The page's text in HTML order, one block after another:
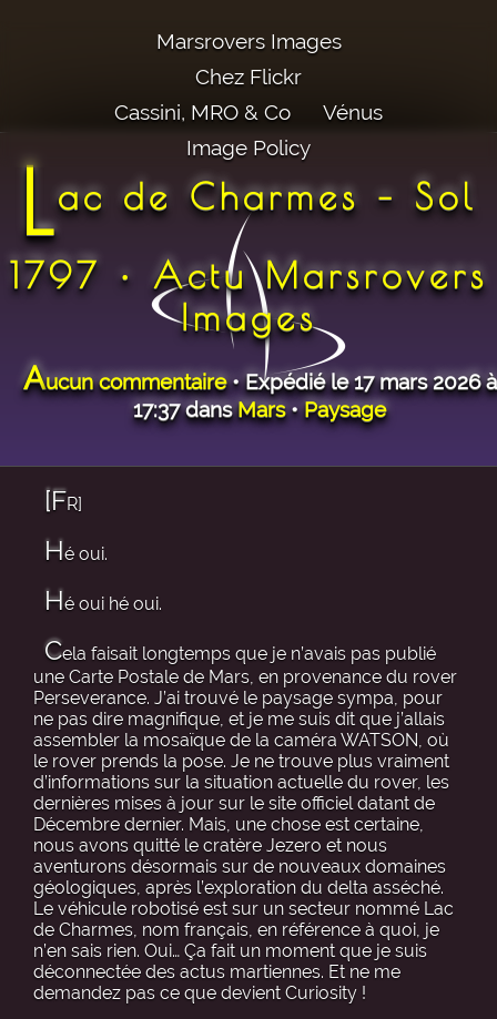
Marsrovers Images
Chez Flickr
Cassini, MRO & Co
Vénus
Image Policy
Lac de Charmes – Sol
1797 • Actu Marsrovers
Images
Aucun commentaire• Expédié le 17 mars 2026 à
17:37 dansMars•Paysage
[FR]
Hé oui.
Hé oui hé oui.
Cela faisait longtemps que je n’avais pas publié
une Carte Postale de Mars, en provenance du rover
Perseverance. J’ai trouvé le paysage sympa, pour
ne pas dire magnifique, et je me suis dit que j’allais
assembler la mosaïque de la caméra WATSON, où
le rover prends la pose. Je ne trouve plus vraiment
d’informations sur la situation actuelle du rover, les
dernières mises à jour sur le site officiel datant de
Décembre dernier. Mais, une chose est certaine,
nous avons quitté le cratère Jezero et nous
aventurons désormais sur de nouveaux domaines
géologiques, après l’exploration du delta asséché.
Le véhicule robotisé est sur un secteur nommé Lac
de Charmes, nom français, en référence à quoi, je
n’en sais rien. Oui… Ça fait un moment que je suis
déconnectée des actus martiennes. Et ne me
demandez pas ce que devient Curiosity !